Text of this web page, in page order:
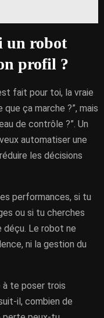
un robot
profil ?
fait pour toi, la vraie
ça marche ?”, mais
de contrôle ?”. Un
automatiser une
les décisions
performances, si tu
ou si tu cherches
déçu. Le robot ne
ni la gestion du
à te poser trois
il, combien de